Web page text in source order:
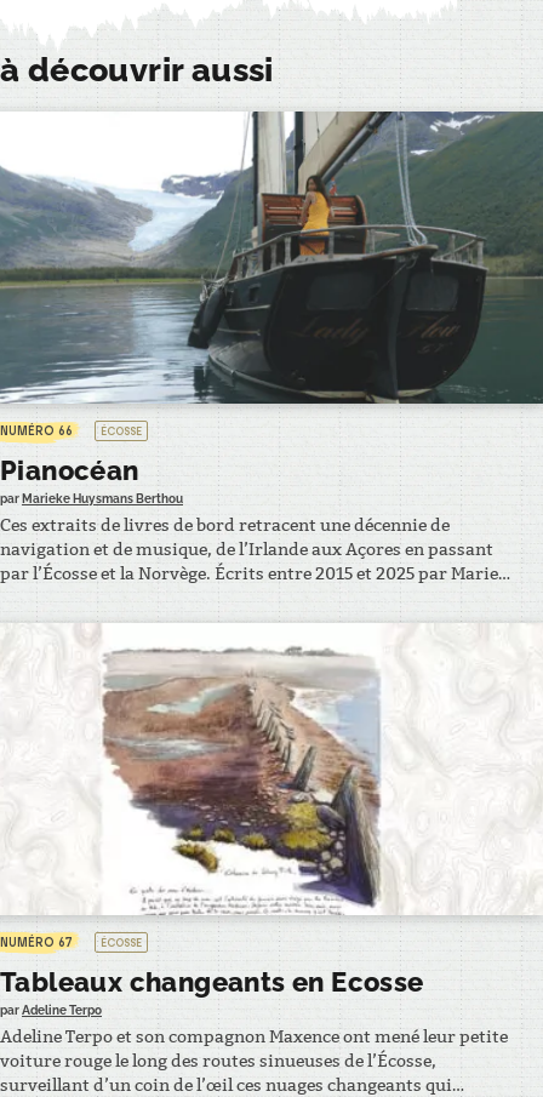
à découvrir aussi
NUMÉRO 66 ÉCOSSE
Pianocéan
par Marieke Huysmans Berthou
Ces extraits de livres de bord retracent une décennie de
navigation et de musique, de l’Irlande aux Açores en passant
par l’Écosse et la Norvège. Écrits entre 2015 et 2025 par Marieke
Huysmans Berthou, pianiste et navigatrice, et Anne-Lise
Lepellec, photographe et équipière du projet, ils racontent le
quotidien à bord du voilier Lady Flow…
NUMÉRO 67 ÉCOSSE
Tableaux changeants en Ecosse
parAdeline Terpo
Adeline Terpo et son compagnon Maxence ont mené leur petite
voiture rouge le long des routes sinueuses de l’Écosse,
surveillant d’un coin de l’œil ces nuages changeants qui